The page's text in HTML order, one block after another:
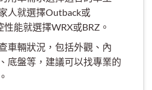
人就選擇Outback或
能就選擇WRX或BRZ。
車輛狀況，包括外觀、內
底盤等，建議可以找專業的